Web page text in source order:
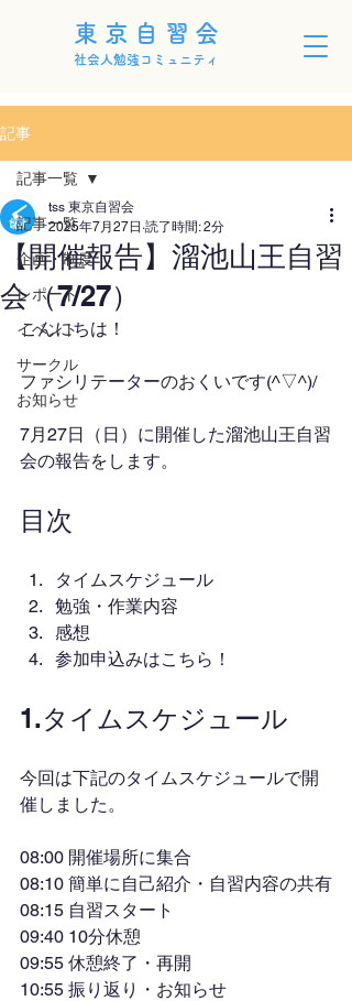
東京自習会
社会人勉強コミュニティ
記事
記事一覧
企画・制度
レポート
イベント
サークル
お知らせ
記事一覧
【開催報告】溜池山王自習
会（7/27）
tss 東京自習会
2025年7月27日 読了時間: 2分
こんにちは！
ファシリテーターのおくいです(^▽^)/
7月27日（日）に開催した溜池山王自習
会の報告をします。
目次
タイムスケジュール
勉強・作業内容
感想
参加申込みはこちら！
1.タイムスケジュール
今回は下記のタイムスケジュールで開
催しました。
08:00 開催場所に集合
08:10 簡単に自己紹介・自習内容の共有
08:15 自習スタート
09:40 10分休憩
09:55 休憩終了・再開
10:55 振り返り・お知らせ